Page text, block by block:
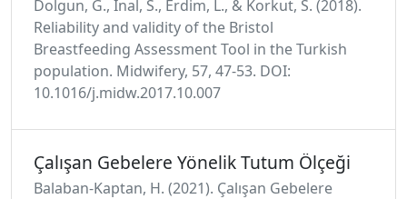
Dolgun, G., İnal, S., Erdim, L., & Korkut, S. (2018).
Reliability and validity of the Bristol
Breastfeeding Assessment Tool in the Turkish
population. Midwifery, 57, 47-53. DOI:
10.1016/j.midw.2017.10.007
Çalışan Gebelere Yönelik Tutum Ölçeği
Balaban-Kaptan, H. (2021). Çalışan Gebelere